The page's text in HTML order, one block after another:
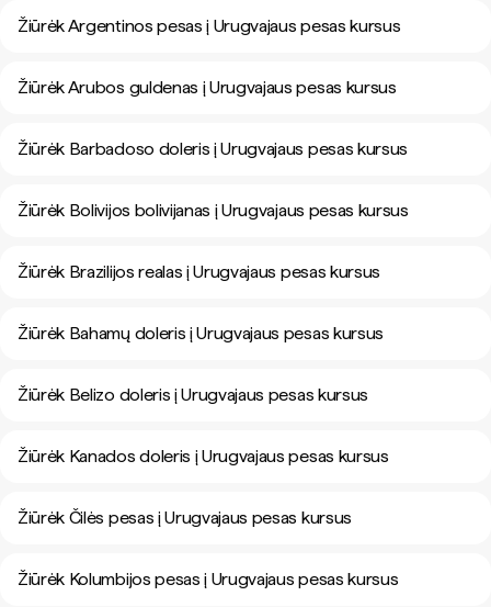
Žiūrėk Argentinos pesas į Urugvajaus pesas kursus
Žiūrėk Arubos guldenas į Urugvajaus pesas kursus
Žiūrėk Barbadoso doleris į Urugvajaus pesas kursus
Žiūrėk Bolivijos bolivijanas į Urugvajaus pesas kursus
Žiūrėk Brazilijos realas į Urugvajaus pesas kursus
Žiūrėk Bahamų doleris į Urugvajaus pesas kursus
Žiūrėk Belizo doleris į Urugvajaus pesas kursus
Žiūrėk Kanados doleris į Urugvajaus pesas kursus
Žiūrėk Čilės pesas į Urugvajaus pesas kursus
Žiūrėk Kolumbijos pesas į Urugvajaus pesas kursus